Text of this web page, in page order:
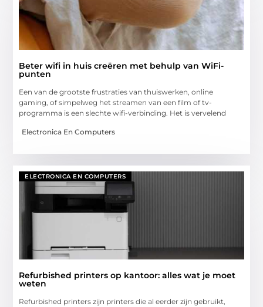
Beter wifi in huis creëren met behulp van WiFi-
punten
Een van de grootste frustraties van thuiswerken, online
gaming, of simpelweg het streamen van een film of tv-
programma is een slechte wifi-verbinding. Het is vervelend
Electronica En Computers
ELECTRONICA EN COMPUTERS
Refurbished printers op kantoor: alles wat je moet
weten
Refurbished printers zijn printers die al eerder zijn gebruikt,